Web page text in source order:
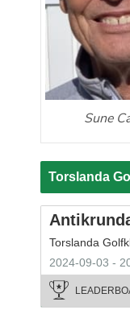
Sune
Torslanda
Torslanda
2024-09-03 -